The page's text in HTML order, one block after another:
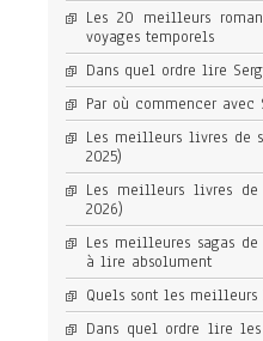
Les 20 meilleurs
voyages temporels
Dans quel ordre lire
Par où commencer avec
Les meilleurs livres de
2025)
Les meilleurs livres de
2026)
Les meilleures sagas
à lire absolument
Quels sont les meilleurs
Dans quel ordre lire les